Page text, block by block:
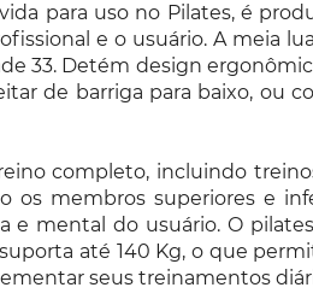
os
para uso no Pilates, é
e o usuário. A meia
33. Detém design
de barriga para baixo, ou
completo, incluindo
os membros superiores e
e mental do usuário. O
até 140 Kg, o que
seus treinamentos